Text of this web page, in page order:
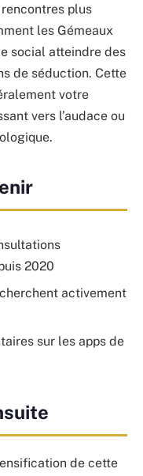
plus
les Gémeaux
social atteindre des
de séduction. Cette
votre
vers l’audace ou
2020
activement
sur les apps de
de cette